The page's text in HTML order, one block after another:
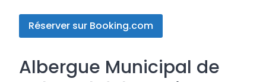
Réserver sur Booking.com
Albergue Municipal de